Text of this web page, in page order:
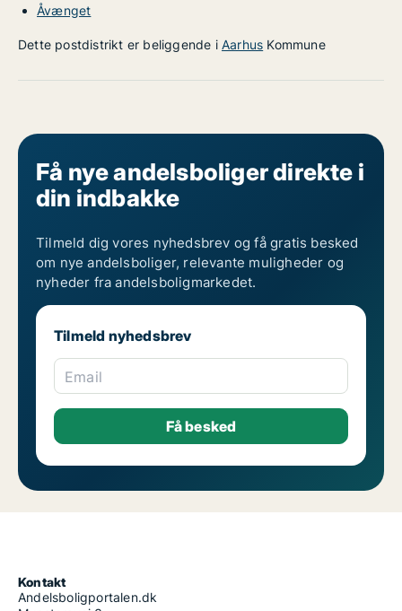
Åvænget
Dette postdistrikt er beliggende i Aarhus Kommune
Få nye andelsboliger direkte i
din indbakke
Tilmeld dig vores nyhedsbrev og få gratis besked
om nye andelsboliger, relevante muligheder og
nyheder fra andelsboligmarkedet.
Tilmeld nyhedsbrev
Email
Kontakt
Andelsboligportalen.dk